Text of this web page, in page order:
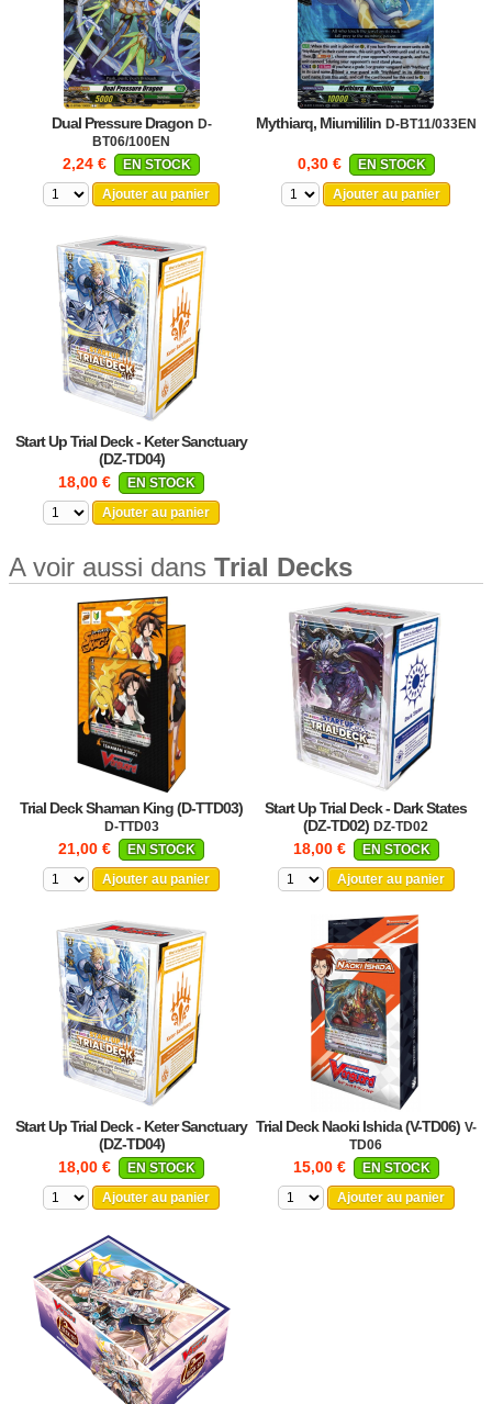
Dual Pressure Dragon D-
BT06/100EN
2,24 €
EN STOCK
Ajouter au panier
Mythiarq, Miumililin D-BT11/033EN
0,30 €
EN STOCK
Ajouter au panier
Start Up Trial Deck - Keter Sanctuary
(DZ-TD04)
18,00 €
EN STOCK
Ajouter au panier
A voir aussi dans Trial Decks
Trial Deck Shaman King (D-TTD03)
D-TTD03
21,00 €
EN STOCK
Ajouter au panier
Start Up Trial Deck - Dark States
(DZ-TD02) DZ-TD02
18,00 €
EN STOCK
Ajouter au panier
Start Up Trial Deck - Keter Sanctuary
(DZ-TD04)
18,00 €
EN STOCK
Ajouter au panier
Trial Deck Naoki Ishida (V-TD06) V-
TD06
15,00 €
EN STOCK
Ajouter au panier